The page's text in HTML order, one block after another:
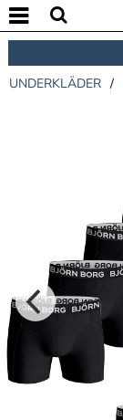
UNDERKLÄDER /